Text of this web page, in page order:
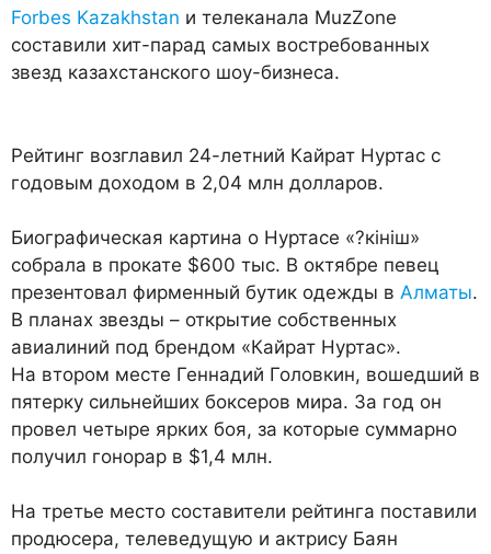
Forbes Kazakhstan и телеканала MuzZone
составили хит-парад самых востребованных
звезд казахстанского шоу-бизнеса.
Рейтинг возглавил 24-летний Кайрат Нуртас с
годовым доходом в 2,04 млн долларов.
Биографическая картина о Нуртасе «?кiнiш»
собрала в прокате $600 тыс. В октябре певец
презентовал фирменный бутик одежды в Алматы.
В планах звезды – открытие собственных
авиалиний под брендом «Кайрат Нуртас».
На втором месте Геннадий Головкин, вошедший в
пятерку сильнейших боксеров мира. За год он
провел четыре ярких боя, за которые суммарно
получил гонорар в $1,4 млн.
На третье место составители рейтинга поставили
продюсера, телеведущую и актрису Баян